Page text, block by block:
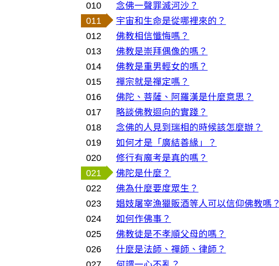
010
念佛一聲罪滅河沙？
011
宇宙和生命是從哪裡來的？
012
佛教相信懺悔嗎？
013
佛教是崇拜偶像的嗎？
014
佛教是重男輕女的嗎？
015
禪宗就是禪定嗎？
016
佛陀、菩薩、阿羅漢是什麼意思？
017
略談佛教迴向的實踐？
018
念佛的人見到瑞相的時候該怎麼辦？
019
如何才是「廣結善緣」？
020
修行有魔考是真的嗎？
021
佛陀是什麼？
022
佛為什麼要度眾生？
023
娼妓屠宰漁獵販酒等人可以信仰佛教嗎？
024
如何作佛事？
025
佛教徒是不孝順父母的嗎？
026
什麼是法師、禪師、律師？